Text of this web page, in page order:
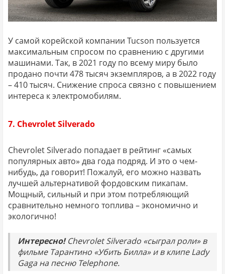
У самой корейской компании Tucson пользуется
максимальным спросом по сравнению с другими
машинами. Так, в 2021 году по всему миру было
продано почти 478 тысяч экземпляров, а в 2022 году
– 410 тысяч. Снижение спроса связно с повышением
интереса к электромобилям.
7. Chevrolet Silverado
Chevrolet Silverado попадает в рейтинг «самых
популярных авто» два года подряд. И это о чем-
нибудь, да говорит! Пожалуй, его можно назвать
лучшей альтернативой фордовским пикапам.
Мощный, сильный и при этом потребляющий
сравнительно немного топлива – экономично и
экологично!
Интересно!Chevrolet Silverado «сыграл роли» в
фильме Тарантино «Убить Билла» и в клипе Lady
Gaga на песню Telephone.